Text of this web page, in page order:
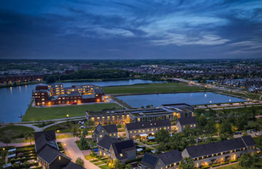
Wonen in de Groene Oase